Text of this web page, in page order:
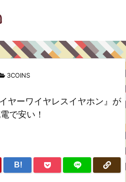
3COINS
ヤーワイヤレスイヤホン』が
で安い！
B!